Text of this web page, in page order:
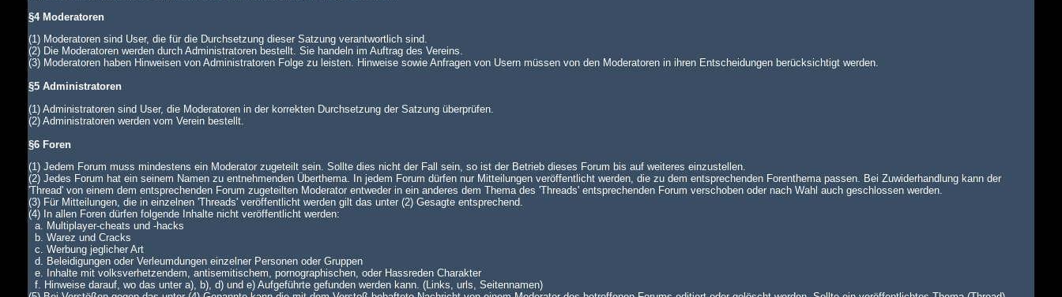
§4 Moderatoren
(1) Moderatoren sind User, die für die Durchsetzung dieser Satzung verantwortlich sind.
(2) Die Moderatoren werden durch Administratoren bestellt. Sie handeln im Auftrag des Vereins.
(3) Moderatoren haben Hinweisen von Administratoren Folge zu leisten. Hinweise sowie Anfragen von Usern müssen von den Moderatoren in ihren Entscheidungen berücksichtigt werden.
§5 Administratoren
(1) Administratoren sind User, die Moderatoren in der korrekten Durchsetzung der Satzung überprüfen.
(2) Administratoren werden vom Verein bestellt.
§6 Foren
(1) Jedem Forum muss mindestens ein Moderator zugeteilt sein. Sollte dies nicht der Fall sein, so ist der Betrieb dieses Forum bis auf weiteres einzustellen.
(2) Jedes Forum hat ein seinem Namen zu entnehmenden Überthema. In jedem Forum dürfen nur Mitteilungen veröffentlicht werden, die zu dem entsprechenden Forenthema passen. Bei Zuwiderhandlung kann der
'Thread' von einem dem entsprechenden Forum zugeteilten Moderator entweder in ein anderes dem Thema des 'Threads' entsprechenden Forum verschoben oder nach Wahl auch geschlossen werden.
(3) Für Mitteilungen, die in einzelnen 'Threads' veröffentlicht werden gilt das unter (2) Gesagte entsprechend.
(4) In allen Foren dürfen folgende Inhalte nicht veröffentlicht werden:
a. Multiplayer-cheats und -hacks
b. Warez und Cracks
c. Werbung jeglicher Art
d. Beleidigungen oder Verleumdungen einzelner Personen oder Gruppen
e. Inhalte mit volksverhetzendem, antisemitischem, pornographischen, oder Hassreden Charakter
f. Hinweise darauf, wo das unter a), b), d) und e) Aufgeführte gefunden werden kann. (Links, urls, Seitennamen)